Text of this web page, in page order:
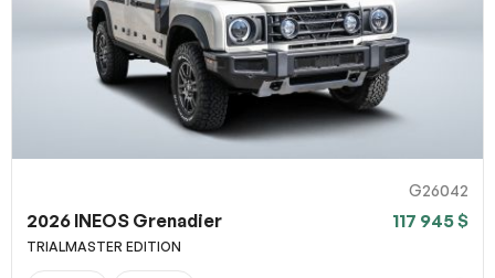
G26042
2026 INEOS Grenadier 117 945 $
TRIALMASTER EDITION